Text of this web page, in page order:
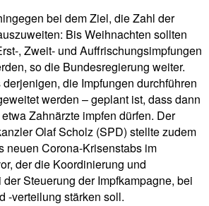
bei dem Ziel, die Zahl der
Bis Weihnachten sollten
, Zweit- und Auffrischungsimpfungen
so die Bundesregierung weiter.
die Impfungen durchführen
werden – geplant ist, dass dann
Zahnärzte impfen dürfen. Der
Olaf Scholz (SPD) stellte zudem
neuen Corona-Krisenstabs im
der die Koordinierung und
Steuerung der Impfkampagne, bei
-verteilung stärken soll.